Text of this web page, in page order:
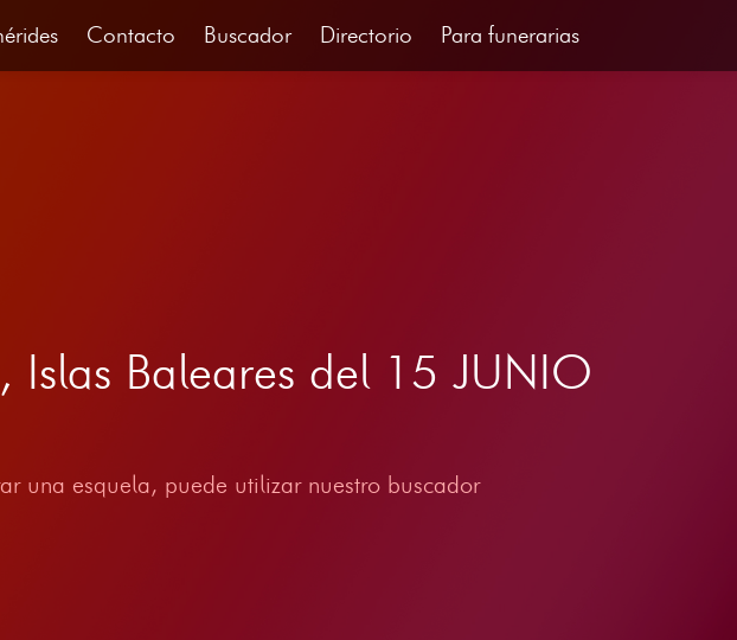
Contacto Buscador Directorio Para funerarias
Islas Baleares del 15 JUNIO
una esquela, puede utilizar nuestro buscador